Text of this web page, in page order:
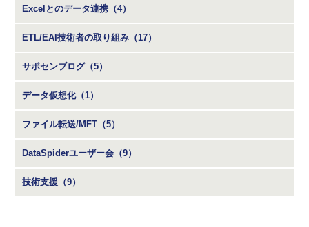
Excelとのデータ連携（4）
ETL/EAI技術者の取り組み（17）
サポセンブログ（5）
データ仮想化（1）
ファイル転送/MFT（5）
DataSpiderユーザー会（9）
技術支援（9）